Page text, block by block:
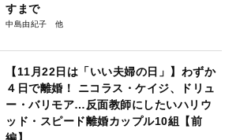
すまで
中島由紀子
【11月22日は「いい夫婦の日」】わずか
４日で離婚！ ニコラス・ケイジ、ドリュ
ー・バリモア…反面教師にしたいハリウ
ッド・スピード離婚カップル10組【前